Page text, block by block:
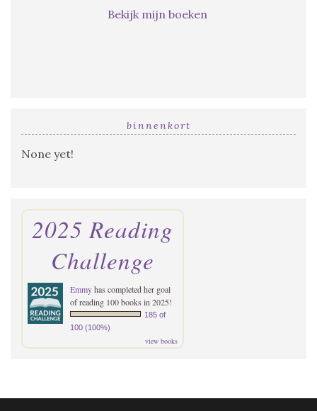
Bekijk mijn boeken
binnenkort
None yet!
2025 Reading
Challenge
Emmyhas completed her goal
of reading 100 books in 2025!
185 of
100 (100%)
view books